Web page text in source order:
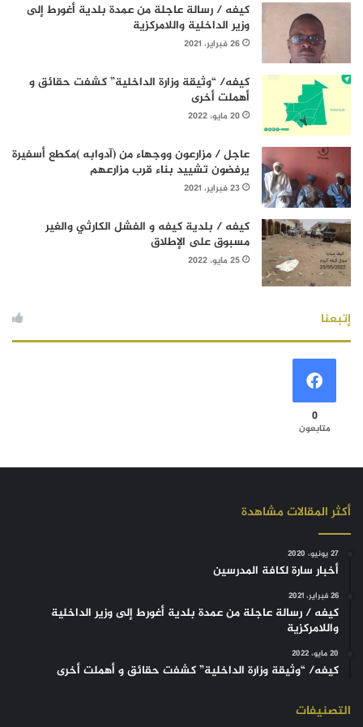
كيفه / رسالة عاجلة من عمدة بلدية أغورط إلى
وزير الداخلية واللامركزية
26 فبراير، 2021
كيفه/ “وثيقة وزارة الداخلية” كشفت حقائق و
أهملت أخرى
20 مايو، 2022
عاجل / مزارعون ووجهاء من (آدوابه )مكطع أسفيرة
يرفضون تشييد بناء قرب مزارعهم
23 فبراير، 2021
كيفه / بلدية كيفه و الفشل الكارثي والغير
مسبوق على الإطلاق
25 مايو، 2022
إتبعنا
0
متابعون
أكثر المقالات مشاهدة
27 يونيو، 2020
أخبار سارة لكافة المدرسين
26 فبراير، 2021
كيفه / رسالة عاجلة من عمدة بلدية أغورط إلى وزير الداخلية
واللامركزية
20 مايو، 2022
كيفه/ “وثيقة وزارة الداخلية” كشفت حقائق و أهملت أخرى
التصنيفات